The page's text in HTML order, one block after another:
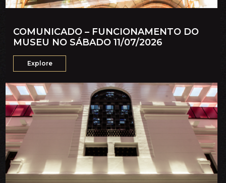
COMUNICADO – FUNCIONAMENTO DO
MUSEU NO SÁBADO 11/07/2026
Explore